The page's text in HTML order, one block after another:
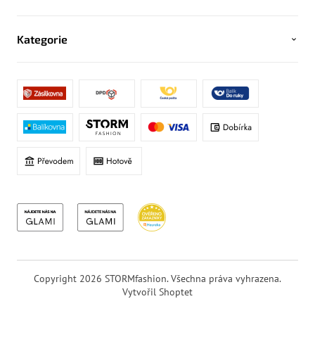
Kategorie
Vytvořil Shoptet
Copyright 2026 STORMfashion. Všechna práva vyhrazena.